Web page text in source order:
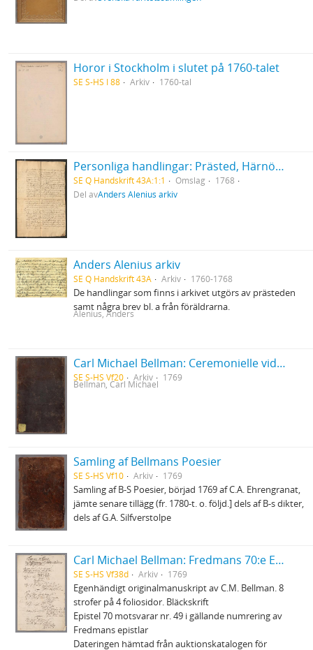
Horor i Stockholm i slutet på 1760-talet
SE S-HS I 88 Arkiv 1760-tal
Personliga handlingar: Prästed, Härnösand 1768
SE Q Handskrift 43A:1:1 Omslag
1768
Del avAnders Alenius arkiv
Anders Alenius arkiv
SE Q Handskrift 43A Arkiv 1760-1768
De handlingar som finns i arkivet utgörs av prästeden
samt några brev bl. a från föräldrarna.
Alenius, Anders
Carl Michael Bellman: Ceremonielle vid Parentation i Riddar-Capittlet af de Två Förgyllta Svinen, hållen öfver Bränvinsbrännaren och Ridd. Lundholm d.15 Okt.1769 af Ordensparentatorn... Janke Jensen
SE S-HS Vf20 Arkiv 1769
Bellman, Carl Michael
Samling af Bellmans Poesier
SE S-HS Vf10 Arkiv 1769
Samling af B-S Poesier, börjad 1769 af C.A. Ehrengranat,
jämte senare tillägg (fr. 1780-t. o. följd.] dels af B-s dikter,
dels af G.A. Silfverstolpe
Carl Michael Bellman: Fredmans 70:e Epistel. Om landstigningen wid Klubben i Mälarn en höst-afton 1769
SE S-HS Vf38d Arkiv 1769
Egenhändigt originalmanuskript av C.M. Bellman. 8
strofer på 4 foliosidor. Bläckskrift
Epistel 70 motsvarar nr. 49 i gällande numrering av
Fredmans epistlar
Dateringen hämtad från auktionskatalogen för